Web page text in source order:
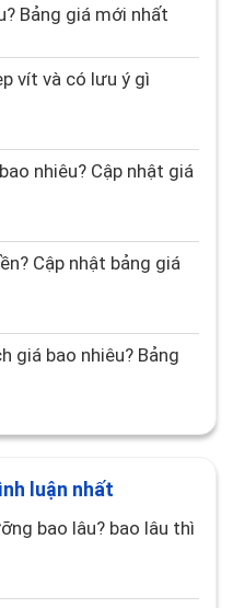
Bảng giá mới nhất
luận nhất